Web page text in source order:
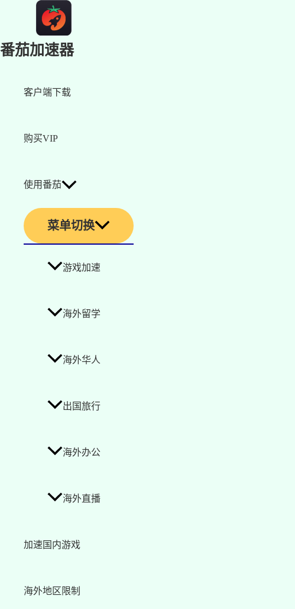
番茄加速器
客户端下载
购买VIP
使用番茄
菜单切换
游戏加速
海外留学
海外华人
出国旅行
海外办公
海外直播
加速国内游戏
海外地区限制